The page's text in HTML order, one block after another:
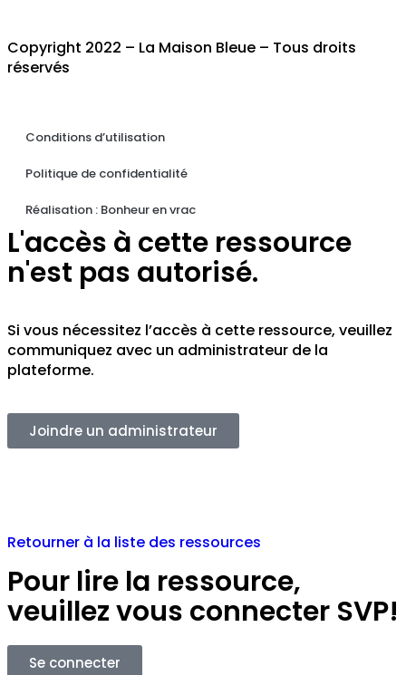
Copyright 2022 – La Maison Bleue – Tous droits
réservés
Conditions d’utilisation
Politique de confidentialité
Réalisation : Bonheur en vrac
L'accès à cette ressource
n'est pas autorisé.
Si vous nécessitez l’accès à cette ressource, veuillez
communiquez avec un administrateur de la
plateforme.
Joindre un administrateur
Retourner à la liste des ressources
Pour lire la ressource,
veuillez vous connecter SVP!
Se connecter